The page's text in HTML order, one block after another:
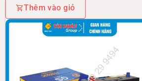
Thêm vào giỏ